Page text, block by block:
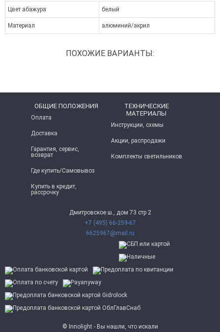
Цвет абажура
белый
Материал алюминий/акрил
ПОХОЖИЕ ВАРИАНТЫ:
ОБЩИЕ ПОЛОЖЕНИЯ
Оплата
Доставка
Гарантия, сервис,
возврат
Где купить/Самовывоз
Купить в кредит,
рассрочку
ТЕХНИЧЕСКИЕ
МАТЕРИАЛЫ
Инструкции, схемы
Акции, распродажи
Комплекты светильников
Дмитровское ш., дом 73 стр 2
+7 (495) 66-259-67
6625967@mail.ru
© Innolight - Вы нашли, что искали